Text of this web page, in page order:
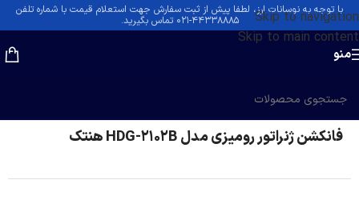
Skip to navigation
Skip to main content
با توجه به نوسانات ارز، لطفا پیش از ثبت سفارش جهت استعلام قیمت با شماره تلفن
۴۴۳۳۸۸۸۵-۰۲۱ تماس بگیرید.
منو
خانه /سیگنال و فانکشن ژنراتور
فانکشن ژنراتور رومیزی مدل HDG-2102B هنتک